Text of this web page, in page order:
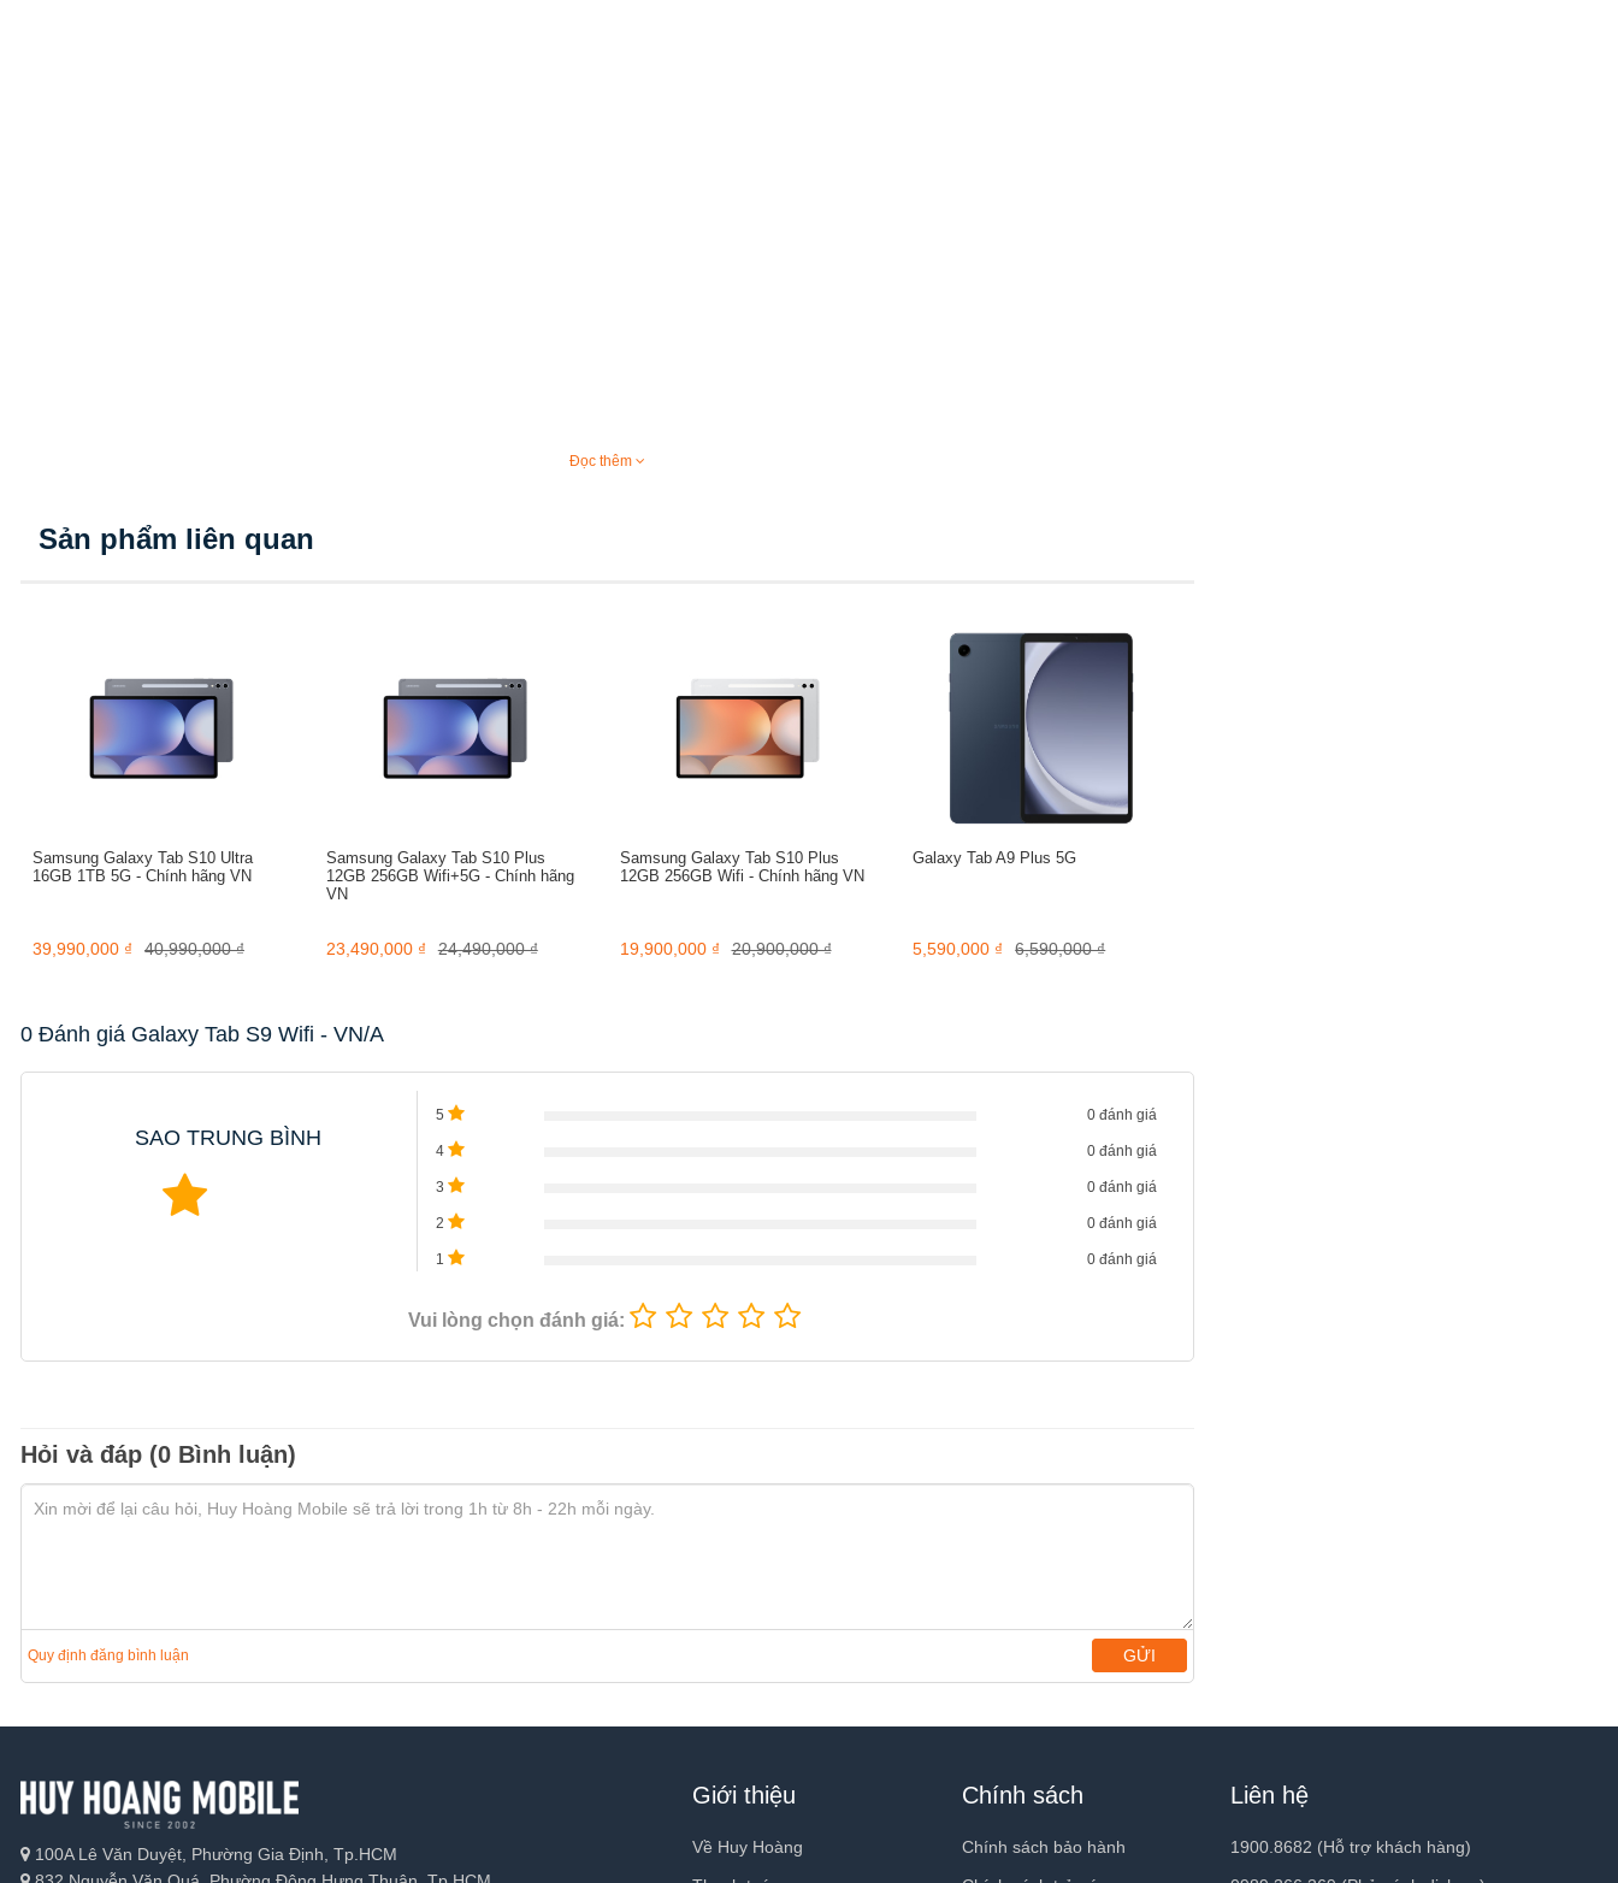
Đọc thêm
Sản phẩm liên quan
Samsung Galaxy Tab S10 Ultra
16GB 1TB 5G - Chính hãng VN
39,990,000 ₫ 40,990,000 ₫
Samsung Galaxy Tab S10 Plus
12GB 256GB Wifi+5G - Chính hãng
VN
23,490,000 ₫ 24,490,000 ₫
Samsung Galaxy Tab S10 Plus
12GB 256GB Wifi - Chính hãng VN
19,900,000 ₫ 20,900,000 ₫
Galaxy Tab A9 Plus 5G
5,590,000 ₫ 6,590,000 ₫
0 Đánh giá Galaxy Tab S9 Wifi - VN/A
SAO TRUNG BÌNH
5 0 đánh giá
4 0 đánh giá
3 0 đánh giá
2 0 đánh giá
1 0 đánh giá
Vui lòng chọn đánh giá:
Hỏi và đáp (0 Bình luận)
Quy định đăng bình luận GỬI
100A Lê Văn Duyệt, Phường Gia Định, Tp.HCM
Giới thiệu
Về Huy Hoàng
Chính sách
Chính sách bảo hành
Liên hệ
1900.8682 (Hỗ trợ khách hàng)